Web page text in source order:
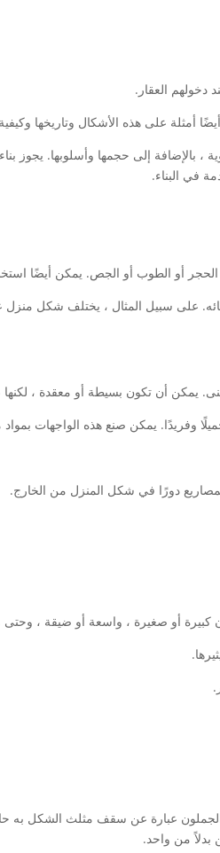
دخولهم العقار.
أمثلة على هذه الأشكال وتاريخها
بالإضافة إلى حجمها وأسلوبها. يجوز
في البناء.
أو الطوب أو الجص. يمكن أيضًا
على سبيل المثال ، يختلف شكل
يمكن أن تكون بسيطة أو معقدة ،
وفريدًا. يمكن صنع هذه الواجهات
دورًا في شكل المنزل من الخارج.
كبيرة أو صغيرة ، واسعة أو ضيقة ، وحتى
عبارة عن سقف مثلث الشكل به